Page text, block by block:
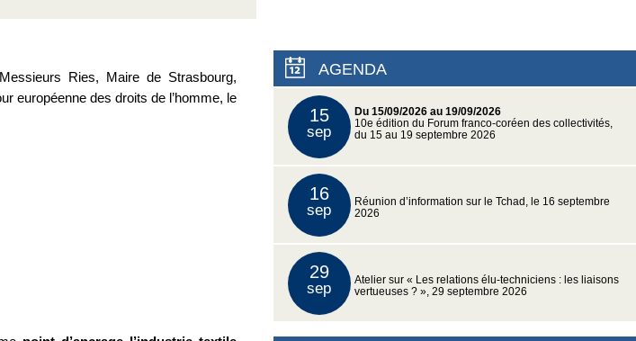
Ries, Maire de Strasbourg,
européenne des droits de l’homme, le
AGENDA
15
sep
Du 15/09/2026 au 19/09/2026
10e édition du Forum franco-coréen des collectivités,
du 15 au 19 septembre 2026
16
sep
Réunion d’information sur le Tchad, le 16 septembre
2026
29
sep
Atelier sur « Les relations élu-techniciens : les liaisons
vertueuses ? », 29 septembre 2026